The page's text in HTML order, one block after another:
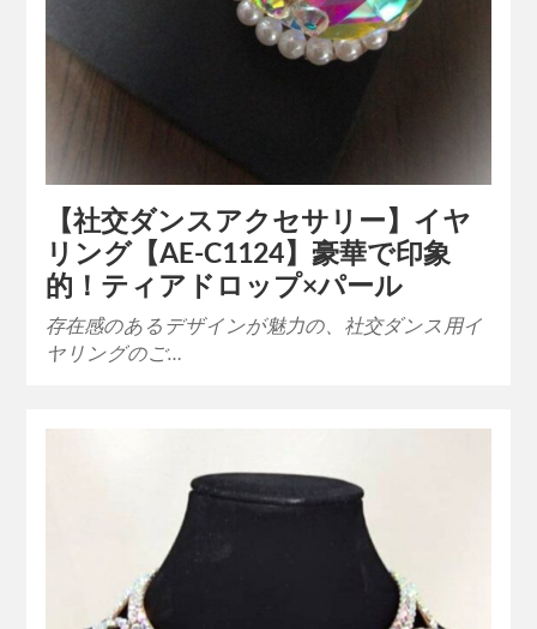
【社交ダンスアクセサリー】イヤ
リング【AE-C1124】豪華で印象
的！ティアドロップ×パール
存在感のあるデザインが魅力の、社交ダンス用イ
ヤリングのご…